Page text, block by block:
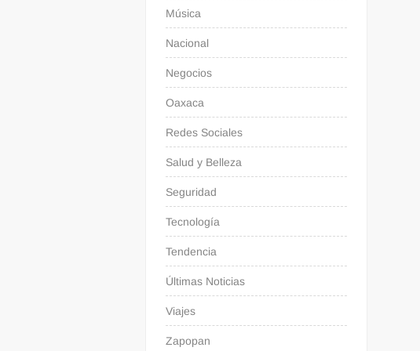
Música
Nacional
Negocios
Oaxaca
Redes Sociales
Salud y Belleza
Seguridad
Tecnología
Tendencia
Últimas Noticias
Viajes
Zapopan